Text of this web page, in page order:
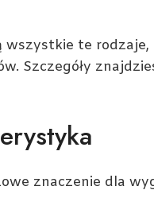
wszystkie te
Szczegóły
znaczenie dla